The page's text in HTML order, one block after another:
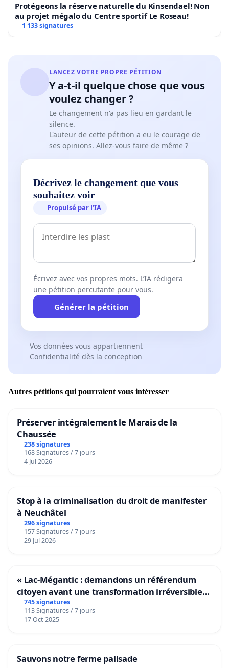
Protégeons la réserve naturelle du Kinsendael! Non
au projet mégalo du Centre sportif Le Roseau!
1 133 signatures
LANCEZ VOTRE PROPRE PÉTITION
Y a-t-il quelque chose que vous
voulez changer ?
Le changement n'a pas lieu en gardant le
silence.
L'auteur de cette pétition a eu le courage de
ses opinions. Allez-vous faire de même ?
Décrivez le changement que vous
souhaitez voir
Propulsé par l’IA
Écrivez avec vos propres mots. L’IA rédigera
une pétition percutante pour vous.
Générer la pétition
Vos données vous appartiennent
Confidentialité dès la conception
Autres pétitions qui pourraient vous intéresser
Préserver intégralement le Marais de la
Chaussée
238 signatures
168 Signatures / 7 jours
4 Jul 2026
Stop à la criminalisation du droit de manifester
à Neuchâtel
296 signatures
157 Signatures / 7 jours
29 Jul 2026
« Lac-Mégantic : demandons un référendum
citoyen avant une transformation irréversible
de notre territoire »
745 signatures
113 Signatures / 7 jours
17 Oct 2025
Sauvons notre ferme pallsade